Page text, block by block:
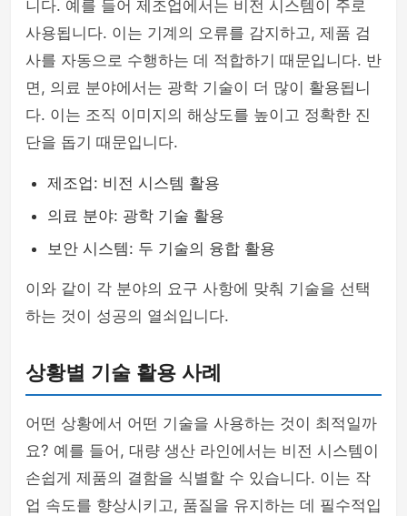
니다. 예를 들어 제조업에서는 비전 시스템이 주로
사용됩니다. 이는 기계의 오류를 감지하고, 제품 검
사를 자동으로 수행하는 데 적합하기 때문입니다. 반
면, 의료 분야에서는 광학 기술이 더 많이 활용됩니
다. 이는 조직 이미지의 해상도를 높이고 정확한 진
단을 돕기 때문입니다.
제조업: 비전 시스템 활용
의료 분야: 광학 기술 활용
보안 시스템: 두 기술의 융합 활용
이와 같이 각 분야의 요구 사항에 맞춰 기술을 선택
하는 것이 성공의 열쇠입니다.
상황별 기술 활용 사례
어떤 상황에서 어떤 기술을 사용하는 것이 최적일까
요? 예를 들어, 대량 생산 라인에서는 비전 시스템이
손쉽게 제품의 결함을 식별할 수 있습니다. 이는 작
업 속도를 향상시키고, 품질을 유지하는 데 필수적입